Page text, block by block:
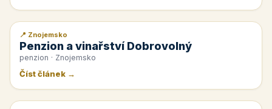
📰 PR článek
📍 Znojemsko
Penzion a vinařství Dobrovolný
penzion · Znojemsko
Číst článek →